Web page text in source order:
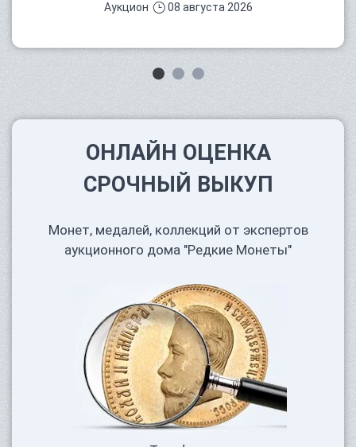
Аукцион 08 августа 2026
ОНЛАЙН ОЦЕНКА
СРОЧНЫЙ ВЫКУП
Монет, медалей, коллекций от экспертов
аукционного дома "Редкие Монеты"